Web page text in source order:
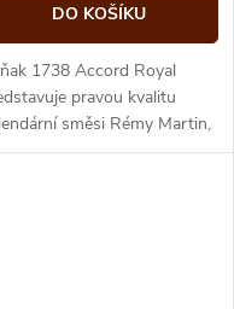
DO KOŠÍKU
1738 Accord Royal
pravou kvalitu
směsi Rémy Martin,
již od roku 1724 zajišťuje